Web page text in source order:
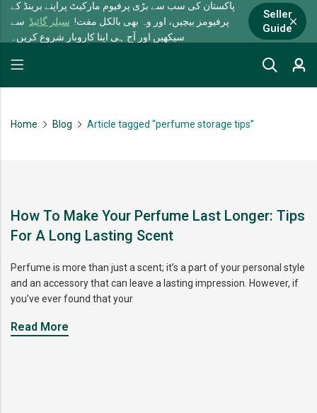
پاکستان کی سب سے بڑی پرفیوم مارکیٹ پراپنے برینڈ کے
پرفیومز بیچیں، اور وہ بھی بالکل مفت! سیلر گائیڈ سے
سیکھیں اور آج ہی اپنا کاروبار شروع کریں۔
Seller
Guide
Home Blog Article tagged “perfume storage tips”
How To Make Your Perfume Last Longer: Tips
For A Long Lasting Scent
Perfume is more than just a scent; it’s a part of your personal style
and an accessory that can leave a lasting impression. However, if
you’ve ever found that your
Read More